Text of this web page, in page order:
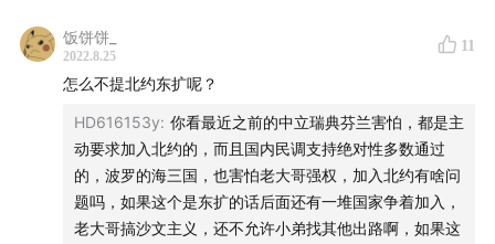
饭饼饼_
2022.8.25
11
怎么不提北约东扩呢？
HD616153y: 你看最近之前的中立瑞典芬兰害怕，都是主
动要求加入北约的，而且国内民调支持绝对性多数通过
的，波罗的海三国，也害怕老大哥强权，加入北约有啥问
题吗，如果这个是东扩的话后面还有一堆国家争着加入，
老大哥搞沙文主义，还不允许小弟找其他出路啊，如果这